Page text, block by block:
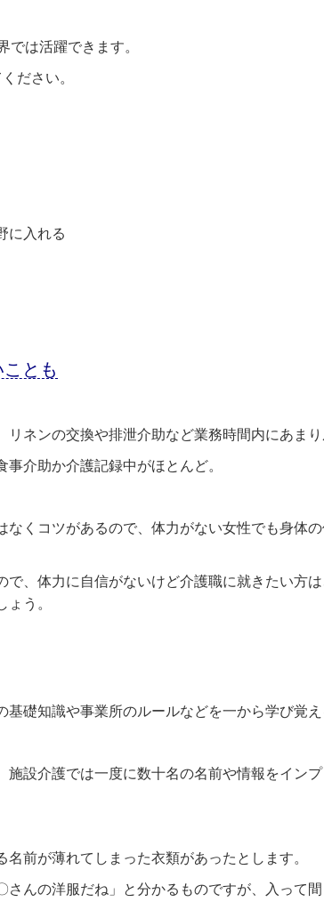
では活躍できます。
ださい。
に入れる
とも
リネンの交換や排泄介助など業務時間内にあま
介助か介護記録中がほとんど。
なくコツがあるので、体力がない女性でも身体
で、体力に自信がないけど介護職に就きたい方
う。
礎知識や事業所のルールなどを一から学び覚
施設介護では一度に数十名の名前や情報をイン
前が薄れてしまった衣類があったとします。
んの洋服だね」と分かるものですが、入って